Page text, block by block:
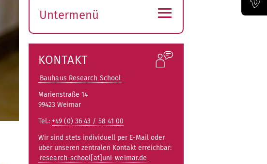
Untermenü
öffnen
≡
KONTAKT
Bauhaus Research School
Marienstraße 14
99423 Weimar
Tel.: +49 (0) 36 43 / 58 41 00
Wir sind stets individuell per E-Mail oder
über unseren zentralen Kontakt erreichbar:
research-school[at]uni-weimar.de